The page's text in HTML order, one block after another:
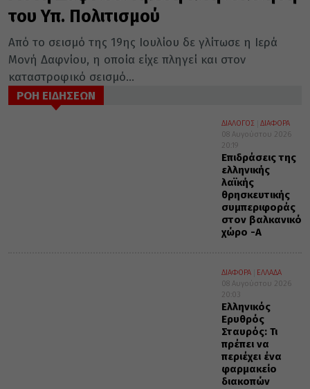
του Υπ. Πολιτισμού
Από το σεισμό της 19ης Ιουλίου δε γλίτωσε η Ιερά
Μονή Δαφνίου, η οποία είχε πληγεί και στον
καταστροφικό σεισμό...
ΡΟΗ ΕΙΔΗΣΕΩΝ
ΔΙΑΛΟΓΟΣ
ΔΙΑΦΟΡΑ
08 Αυγούστου 2026
20:19
Επιδράσεις της
ελληνικής
λαϊκής
θρησκευτικής
συμπεριφοράς
στον βαλκανικό
χώρο -Α΄
ΔΙΑΦΟΡΑ
ΕΛΛΑΔΑ
08 Αυγούστου 2026
20:03
Ελληνικός
Ερυθρός
Σταυρός: Τι
πρέπει να
περιέχει ένα
φαρμακείο
διακοπών